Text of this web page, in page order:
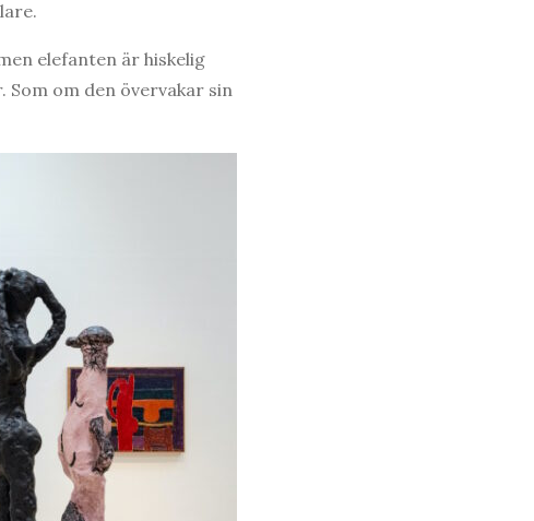
elefanten är hiskelig
om den övervakar sin